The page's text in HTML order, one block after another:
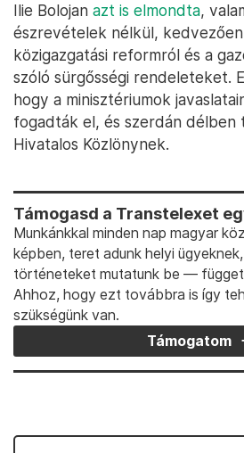
Ilie Bolojan azt is elmondta,
észrevételek nélkül,
közigazgatási reformról és a
szóló sürgősségi rendeleteket.
hogy a minisztériumok
fogadták el, és szerdán délben
Hivatalos Közlönynek.
Támogasd a Transtelexet
Munkánkkal minden nap magyar
képben, teret adunk helyi
történeteket mutatunk be —
Ahhoz, hogy ezt továbbra is így
szükségünk van.
Támogatom